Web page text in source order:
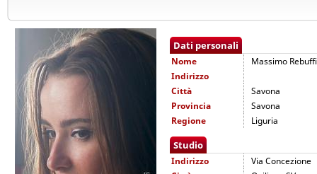
Dati personali
Nome
Massimo Rebuffi
Indirizzo
Città
Savona
Provincia
Savona
Regione
Liguria
Studio
Indirizzo
Via Concezione